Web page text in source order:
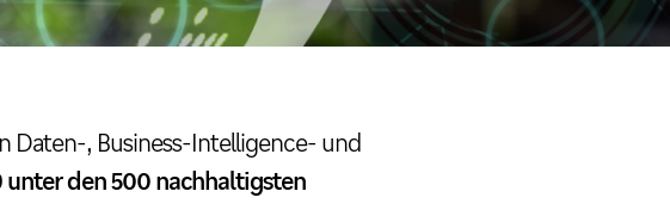
Daten-, Business-Intelligence- und
unter den 500 nachhaltigsten